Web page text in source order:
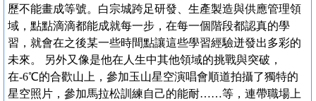
歷不能畫成等號。白宗城跨足研發、生產製造與供應管理領
域，點點滴滴都能成就每一步，在每一個階段都認真的學
習，就會在之後某一些時間點讓這些學習經驗迸發出多彩的
未來。 另外又像是他在人生中其他領域的挑戰與突破，
在-6℃的合歡山上，參加玉山星空演唱會順道拍攝了獨特的
星空照片，參加馬拉松訓練自己的能耐……等，連帶職場上